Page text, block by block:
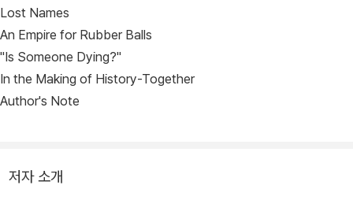
Lost Names
An Empire for Rubber Balls
"Is Someone Dying?"
In the Making of History-Together
Author's Note
저자 소개